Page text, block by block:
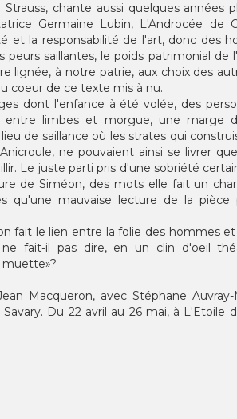
chante aussi quelques années
Germaine Lubin, L'Androcée de
et la responsabilité de l'art, donc des
saillantes, le poids patrimonial de
lignée, à notre patrie, aux choix des
coeur de ce texte mis à nu.
dont l'enfance à été volée, des
entre limbes et morgue, une marge
de saillance où les strates qui
ne pouvaient ainsi se livrer
Le juste parti pris d'une sobriété
de Siméon, des mots elle fait un
qu'une mauvaise lecture de la pièce
fait le lien entre la folie des hommes
fait-il pas dire, en un clin d'oeil
muette»?
Macqueron, avec Stéphane Auvray-
Du 22 avril au 26 mai, à L'Etoile